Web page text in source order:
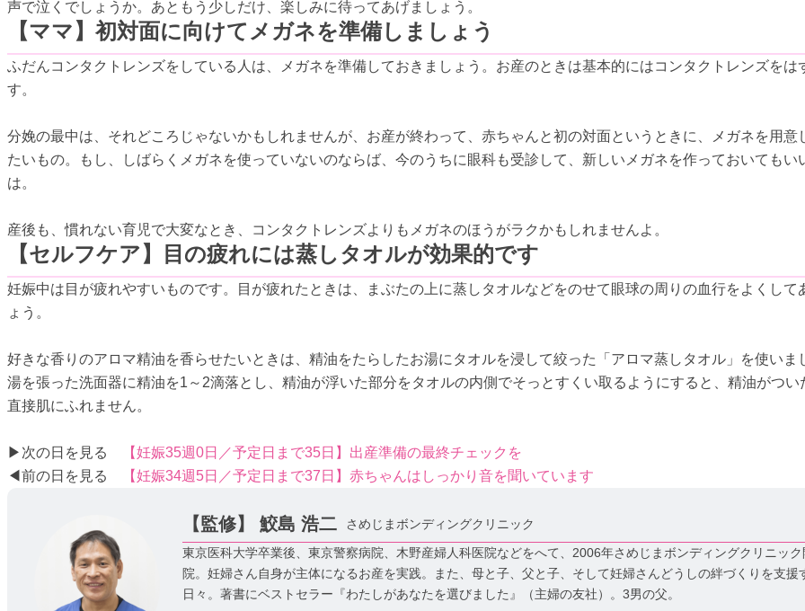
声で泣くでしょうか。あともう少しだけ、楽しみに待ってあげましょう。
【ママ】初対面に向けてメガネを準備しましょう
ふだんコンタクトレンズをしている人は、メガネを準備しておきましょう。お産のときは基本的にはコンタクトレンズをは
す。
分娩の最中は、それどころじゃないかもしれませんが、お産が終わって、赤ちゃんと初の対面というときに、メガネを用意
たいもの。もし、しばらくメガネを使っていないのならば、今のうちに眼科も受診して、新しいメガネを作っておいてもい
は。
産後も、慣れない育児で大変なとき、コンタクトレンズよりもメガネのほうがラクかもしれませんよ。
【セルフケア】目の疲れには蒸しタオルが効果的です
妊娠中は目が疲れやすいものです。目が疲れたときは、まぶたの上に蒸しタオルなどをのせて眼球の周りの血行をよくして
ょう。
好きな香りのアロマ精油を香らせたいときは、精油をたらしたお湯にタオルを浸して絞った「アロマ蒸しタオル」を使いま
湯を張った洗面器に精油を1～2滴落とし、精油が浮いた部分をタオルの内側でそっとすくい取るようにすると、精油がつい
直接肌にふれません。
▶次の日を見る
【妊娠35週0日／予定日まで35日】出産準備の最終チェックを
◀前の日を見る
【妊娠34週5日／予定日まで37日】赤ちゃんはしっかり音を聞いています
【監修】 鮫島 浩二
さめじまボンディングクリニック
東京医科大学卒業後、東京警察病院、木野産婦人科医院などをへて、2006年さめじまボンディングクリニック
院。妊婦さん自身が主体になるお産を実践。また、母と子、父と子、そして妊婦さんどうしの絆づくりを支援
日々。著書にベストセラー『わたしがあなたを選びました』（主婦の友社）。3男の父。